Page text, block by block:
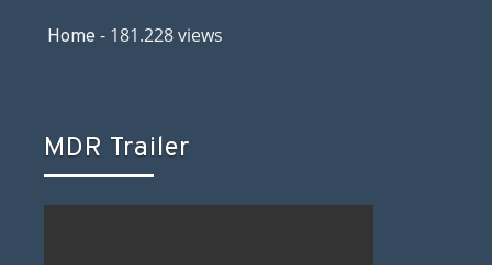
Home - 181.228 views
MDR Trailer